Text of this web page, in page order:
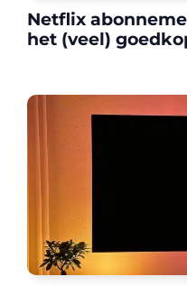
Netflix
het (veel)